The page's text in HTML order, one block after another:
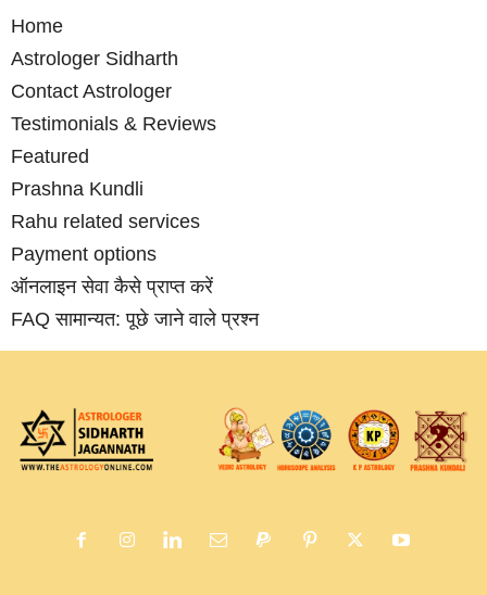
Home
Astrologer Sidharth
Contact Astrologer
Testimonials & Reviews
Featured
Prashna Kundli
Rahu related services
Payment options
ऑनलाइन सेवा कैसे प्राप्‍त करें
FAQ सामान्‍यत: पूछे जाने वाले प्रश्‍न